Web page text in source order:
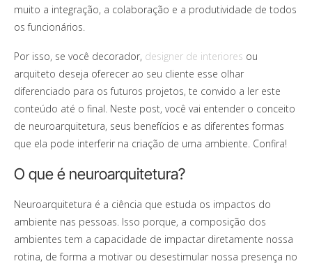
muito a integração, a colaboração e a produtividade de todos
os funcionários.
Por isso, se você decorador, designer de interiores ou
arquiteto deseja oferecer ao seu cliente esse olhar
diferenciado para os futuros projetos, te convido a ler este
conteúdo até o final. Neste post, você vai entender o conceito
de neuroarquitetura, seus benefícios e as diferentes formas
que ela pode interferir na criação de uma ambiente. Confira!
O que é neuroarquitetura?
Neuroarquitetura é a ciência que estuda os impactos do
ambiente nas pessoas. Isso porque, a composição dos
ambientes tem a capacidade de impactar diretamente nossa
rotina, de forma a motivar ou desestimular nossa presença no